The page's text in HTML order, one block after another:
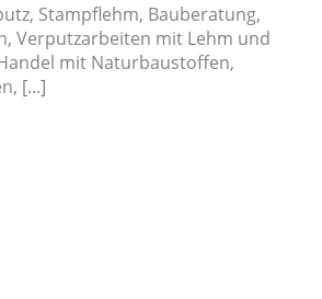
Stampflehm, Bauberatung,
Verputzarbeiten mit Lehm und
mit Naturbaustoffen,
[...]